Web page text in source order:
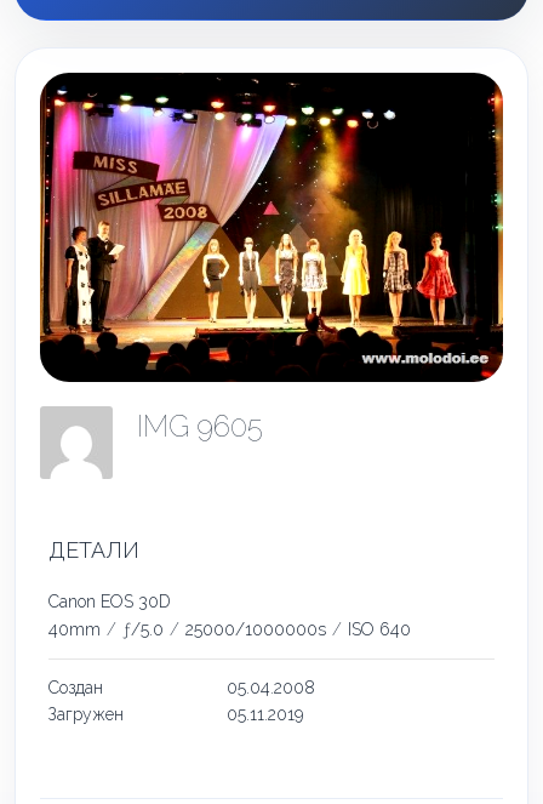
IMG 9605
ДЕТАЛИ
Canon EOS 30D
40mm / ƒ/5.0 / 25000/1000000s / ISO 640
Создан
05.04.2008
Загружен
05.11.2019